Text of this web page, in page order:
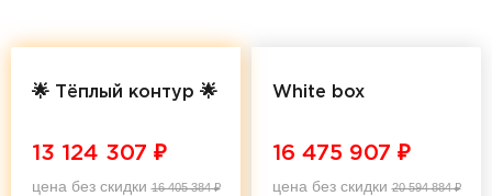
🌟 Тёплый контур 🌟
13 124 307 ₽
цена без скидки16 405 384₽
White box
16 475 907 ₽
цена без скидки20 594 884₽